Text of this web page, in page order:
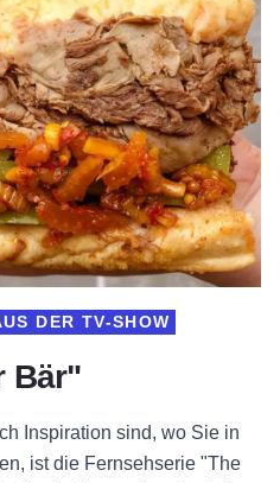
Bär"
DER TV-SHOW
Inspiration sind, wo Sie in
ist die Fernsehserie "The